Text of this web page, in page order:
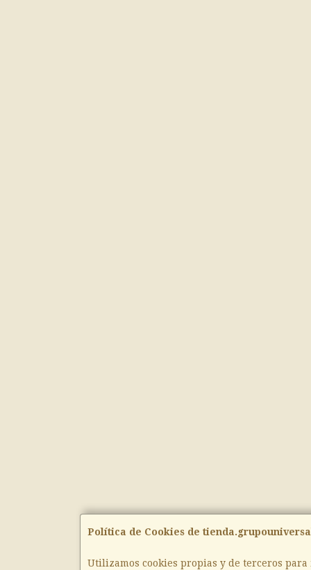
Política de Cookies de
Utilizamos cookies propias y de terceros